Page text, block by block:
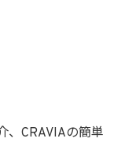
、CRAVIAの簡単